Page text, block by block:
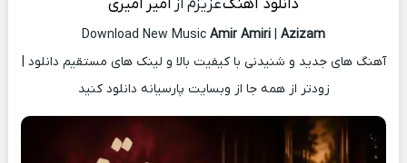
دانلود آهنگعزیزم از امیر امیری
Download New Music Amir Amiri | Azizam
آهنگ های جدید و شنیدنی با کیفیت بالا و لینک های مستقیم دانلود |
زودتر از همه جا از وبسایت پارسیانه دانلود کنید